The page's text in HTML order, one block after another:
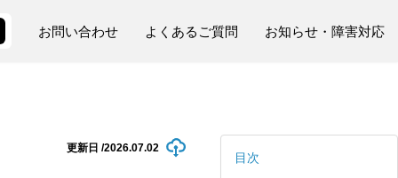
お問い合わせ よくあるご質問 お知らせ・障害対応
更新日 /2026.07.02
目次